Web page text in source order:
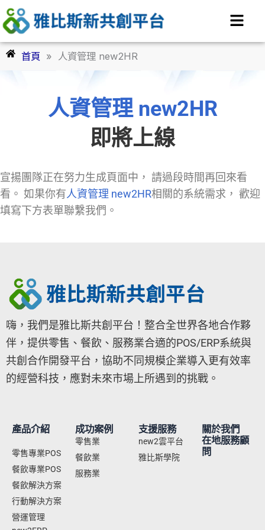
跳
至
主
要
首頁 » 人資管理 new2HR
人資管理 new2HR
即將上線
宣揚團隊正在努力生成頁面中， 請過段時間再回來看
看。 如果你有人資管理 new2HR相關的系統需求， 歡迎
填寫下方表單聯繫我們。
嗨，我們是雅比斯共創平台！整合全世界各地合作夥
伴，提供零售、餐飲、服務業合適的POS/ERP系統與
共創合作開發平台，協助不同規模企業導入更有效率
的經營科技，應對未來市場上所遇到的挑戰。
產品介紹
零售專業POS
餐飲專業POS
餐飲解決方案
行動解決方案
營運管理
成功案例
零售業
餐飲業
服務業
支援服務
new2雲平台
雅比斯學院
關於我們
在地服務顧
問